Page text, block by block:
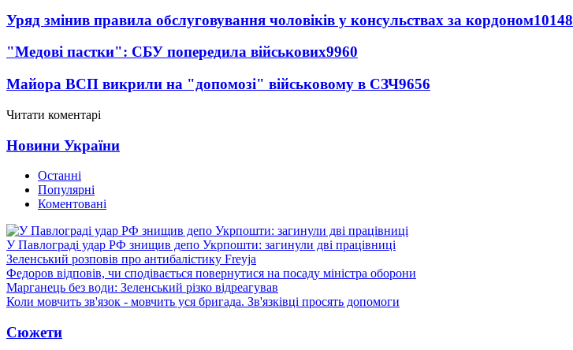
Уряд змінив правила обслуговування чоловіків у консульствах за кордоном10148
"Медові пастки": СБУ попередила військових9960
Майора ВСП викрили на "допомозі" військовому в СЗЧ9656
Читати коментарі
Новини України
Останні
Популярні
Коментовані
У Павлограді удар РФ знищив депо Укрпошти: загинули дві працівниці
Зеленський розповів про антибалістику Freyja
Федоров відповів, чи сподівається повернутися на посаду міністра оборони
Марганець без води: Зеленський різко відреагував
Коли мовчить зв'язок - мовчить уся бригада. Зв'язківці просять допомоги
Сюжети